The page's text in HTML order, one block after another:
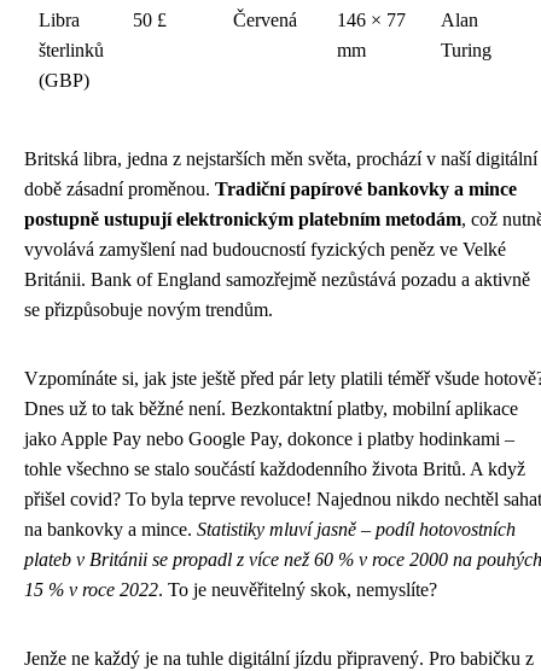
Libra
šterlinků
(GBP)
50 £ Červená
146 × 77
mm
Alan
Turing
Britská libra, jedna z nejstarších měn světa, prochází v naší digitální
době zásadní proměnou. Tradiční papírové bankovky a mince
postupně ustupují elektronickým platebním metodám, což
vyvolává zamyšlení nad budoucností fyzických peněz ve Velké
Británii. Bank of England samozřejmě nezůstává pozadu a aktivně
se přizpůsobuje novým trendům.
Vzpomínáte si, jak jste ještě před pár lety platili téměř všude
Dnes už to tak běžné není. Bezkontaktní platby, mobilní aplikace
jako Apple Pay nebo Google Pay, dokonce i platby hodinkami –
tohle všechno se stalo součástí každodenního života Britů. A když
přišel covid? To byla teprve revoluce! Najednou nikdo nechtěl sahat
na bankovky a mince. Statistiky mluví jasně – podíl hotovostních
plateb v Británii se propadl z více než 60 % v roce 2000 na pouhých
15 % v roce 2022. To je neuvěřitelný skok, nemyslíte?
Jenže ne každý je na tuhle digitální jízdu připravený. Pro babičku z